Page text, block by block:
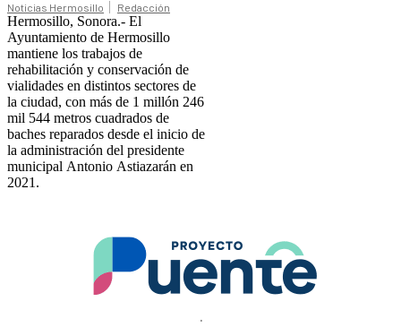
Noticias Hermosillo Redacción
Hermosillo, Sonora.- El
Ayuntamiento de Hermosillo
mantiene los trabajos de
rehabilitación y conservación de
vialidades en distintos sectores de
la ciudad, con más de 1 millón 246
mil 544 metros cuadrados de
baches reparados desde el inicio de
la administración del presidente
municipal Antonio Astiazarán en
2021.
.